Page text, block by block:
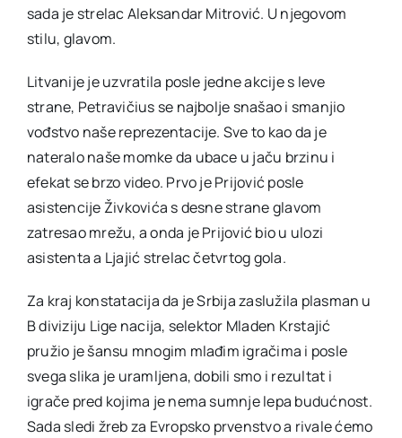
sada je strelac Aleksandar Mitrović. U njegovom
stilu, glavom.
Litvanije je uzvratila posle jedne akcije s leve
strane, Petravičius se najbolje snašao i smanjio
vođstvo naše reprezentacije. Sve to kao da je
nateralo naše momke da ubace u jaču brzinu i
efekat se brzo video. Prvo je Prijović posle
asistencije Živkovića s desne strane glavom
zatresao mrežu, a onda je Prijović bio u ulozi
asistenta a Ljajić strelac četvrtog gola.
Za kraj konstatacija da je Srbija zaslužila plasman u
B diviziju Lige nacija, selektor Mladen Krstajić
pružio je šansu mnogim mlađim igračima i posle
svega slika je uramljena, dobili smo i rezultat i
igrače pred kojima je nema sumnje lepa budućnost.
Sada sledi žreb za Evropsko prvenstvo a rivale ćemo